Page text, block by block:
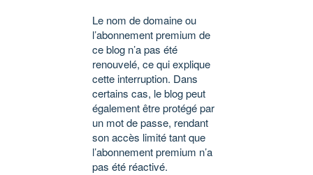
Le nom de domaine ou
l’abonnement premium de
ce blog n’a pas été
renouvelé, ce qui explique
cette interruption. Dans
certains cas, le blog peut
également être protégé par
un mot de passe, rendant
son accès limité tant que
l’abonnement premium n’a
pas été réactivé.